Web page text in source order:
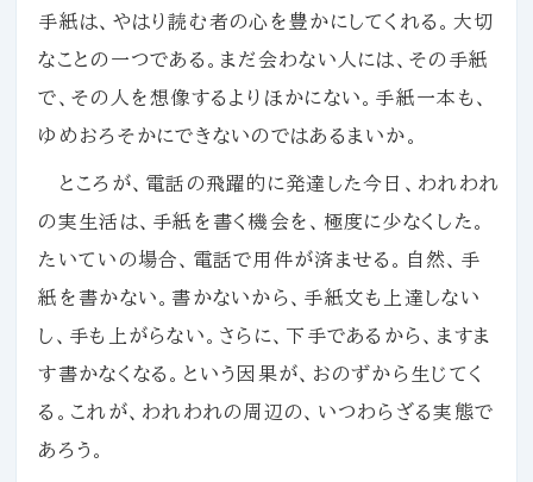
手紙は、やはり読む者の心を豊かにしてくれる。大切
なことの一つである。まだ会わない人には、その手紙
で、その人を想像するよりほかにない。手紙一本も、
ゆめおろそかにできないのではあるまいか。
ところが、電話の飛躍的に発達した今日、われわれ
の実生活は、手紙を書く機会を、極度に少なくした。
たいていの場合、電話で用件が済ませる。自然、手
紙を書かない。書かないから、手紙文も上達しない
し、手も上がらない。さらに、下手であるから、ますま
す書かなくなる。という因果が、おのずから生じてく
る。これが、われわれの周辺の、いつわらざる実態で
あろう。